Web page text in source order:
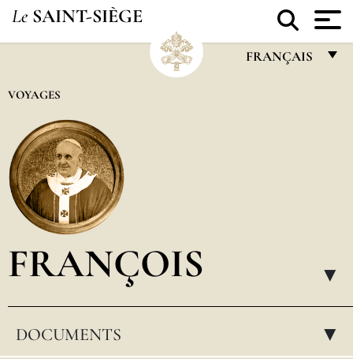
Le SAINT-SIÈGE
FRANÇAIS
العربيّة
VOYAGES
FRANÇOIS ▸
DOCUMENTS ▸